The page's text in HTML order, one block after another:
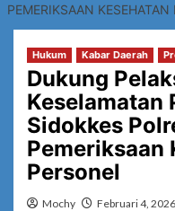
PEMERIKSAAN KESEHATAN
Hukum Kabar Daerah
Dukung
Keselamatan
Sidokkes
Pemeriksaan
Personel
Mochy Februari 4, 2026